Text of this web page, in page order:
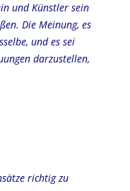
und Künstler sein
Die Meinung, es
und es sei
darzustellen,
richtig zu